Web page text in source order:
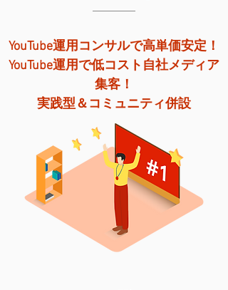
YouTube運用コンサルで高単価安定！
YouTube運用で低コスト自社メディア
集客！
​実践型＆コミュニティ併設